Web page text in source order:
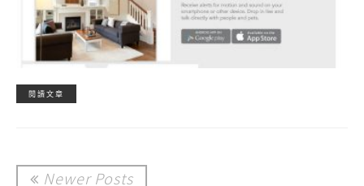
閱讀文章
Newer Posts